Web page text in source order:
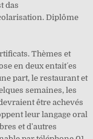
das
Diplôme
Pour travailler en école maternelle en tant qu’ATSEM, il faut obligatoirement passer un concours. La direction est assurée par Mr Montaut Jean Baptiste jusqu'à la fin de l'année scolaire 2020-2021. [3] In einigen Schulen werden auch Kinder unter 3 Jahren mit Windel angenommen. Jusqu’en 2010, le concours de la fonction publique était réservé aux personnes titulaires d’un CAP Petite Enfance. Finden Sie verlässliche Übersetzungen von Wörter und Phrasen in unseren umfassenden Wörterbüchern und durchsuchen Sie Milliarden von Online-Übersetzungen. Was können wir von unseren Nachbarn lernen? brissago.ch. Une école qui organise des modalités spécifiques dapprentissage 3. 30 déc. property-france.fr. So lernen französische Vorschulkinder früh, Bilder in Anlehnung und nach Vorlage von bekannten Malern (z. « Pour chaque marché, nous avons opté pour l’entreprise la moins-disante », a annoncé le premier magistrat aux élus. Dès l'âge de 3 ans, l'enfant doit suivre une scolarité en maternelle, sauf en cas d'instruction dans la famille. Nahezu alle Kinder ab drei Jahren besuchen in Frankreich die Ecole maternelle.[4]. Voici quelques idées pour organiser les vacances de vos enfants. Être le premier à donner mon avis sur Les Matern'Elles. Our Maternelle curriculum leans heavily on the scholastic depth of the French full-day program, blending in the play-based approaches of the best US early learning systems. Die Kinder werden nach einem Stundenplan unterrichtet. Einerseits wie bei früheren nationalen Workshops dadurch, dass man diejenigen mit abgewerteten Schulabschlüssen, die oftmals großzügig und militant sind, mit dem Management von Leuten beschäftigt, die entgegengesetzte Positionen vertreten; andererseits, indem man Schulabbrecher zu schlafenden Managern macht, indem man ihnen fiktive Aufgaben überträgt und sie z, Après la plainte contre le futur Learning Cente. dans les délais prescrits sur la lettre jointe au formulaire d'inscription. Elle comprend traditionnellement trois classes : la petite section (PS), la moyenne section (MS) et la grande section (GS), et compte aussi parfois une toute petite section (TPS) pour les enfants de moins de trois ans. AVERTISSEMENTS. Seit 1945 nahm der Besuch sehr stark zu und weitete sich auf die ganze Gesellschaft aus, einschließlich der ländlichen Gebiete. Des ressources pour une entrée sécurisée au CP. brissago.ch. Si votre enfant a été déjà scolarisé dans une autre école, un certificat de radiation délivré par la précédente école devra être fourni au plus tard le jour de la rentrée. Ils apprennent en jouant, en réfléchissant et en résolvant des problèmes, en s'exerçant… « L’école maternelle » est le titre de son sketch. In ihr werden Kinder von drei bis sechs Jahren unterrichtet,